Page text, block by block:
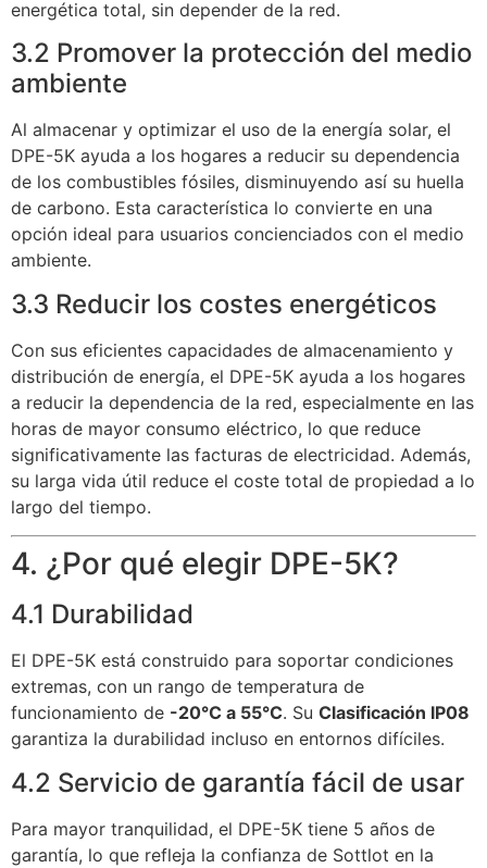
energética total, sin depender de la red.
3.2 Promover la protección del medio
ambiente
Al almacenar y optimizar el uso de la energía solar, el
DPE-5K ayuda a los hogares a reducir su dependencia
de los combustibles fósiles, disminuyendo así su huella
de carbono. Esta característica lo convierte en una
opción ideal para usuarios concienciados con el medio
ambiente.
3.3 Reducir los costes energéticos
Con sus eficientes capacidades de almacenamiento y
distribución de energía, el DPE-5K ayuda a los hogares
a reducir la dependencia de la red, especialmente en las
horas de mayor consumo eléctrico, lo que reduce
significativamente las facturas de electricidad. Además,
su larga vida útil reduce el coste total de propiedad a lo
largo del tiempo.
4. ¿Por qué elegir DPE-5K?
4.1 Durabilidad
El DPE-5K está construido para soportar condiciones
extremas, con un rango de temperatura de
funcionamiento de -20°C a 55°C. Su Clasificación IP08
garantiza la durabilidad incluso en entornos difíciles.
4.2 Servicio de garantía fácil de usar
Para mayor tranquilidad, el DPE-5K tiene 5 años de
garantía, lo que refleja la confianza de Sottlot en la